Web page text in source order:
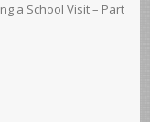
a School Visit – Part